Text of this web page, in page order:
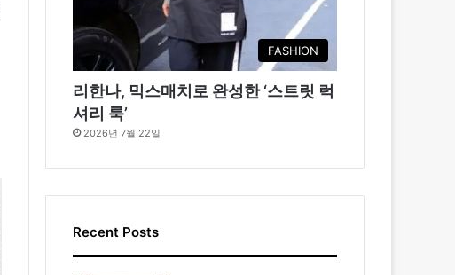
FASHION
리한나, 믹스매치로 완성한 ‘스트릿 럭
셔리 룩’
2026년 7월 22일
Recent Posts